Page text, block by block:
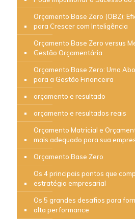
Orçamento Base Zero (OBZ):
para Crescer com Inteligência
Orçamento Base Zero versus
Gestão Orçamentária
Orçamento Base Zero: Uma
para a Gestão Financeira
orçamento e resultado
orçamento e resultados reais
Orçamento Matricial e
mais adequado para sua
Orçamento Base Zero
Os 4 principais pontos que
estratégia empresarial
Os 5 grandes desafios para
alta performance